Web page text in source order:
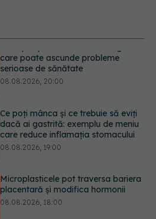
Ce poți mânca și ce trebuie să eviți
dacă ai gastrită: exemplu de meniu
Microplasticele pot traversa bariera
placentară și modifica hormonii
Trucul genial cu ceai negru pentru